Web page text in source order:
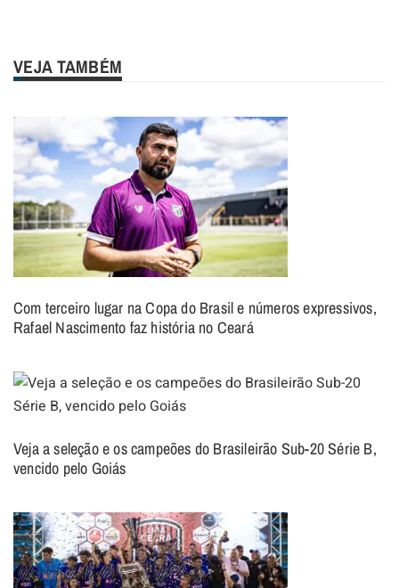
VEJA TAMBÉM
Com terceiro lugar na Copa do Brasil e números expressivos,
Rafael Nascimento faz história no Ceará
Veja a seleção e os campeões do Brasileirão Sub-20 Série B,
vencido pelo Goiás